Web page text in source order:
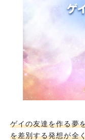
ゲイを仲間
ゲイが泣いて
ゲイが髭を剃
親にゲイであ
ゲイだと知
新宿二丁目
ゲイの友達を作る夢
を差別する発想が全